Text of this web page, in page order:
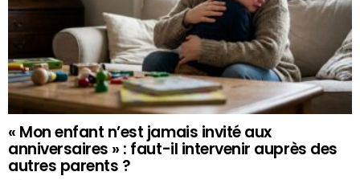
« Mon enfant n’est jamais invité aux
anniversaires » : faut-il intervenir auprès des
autres parents ?